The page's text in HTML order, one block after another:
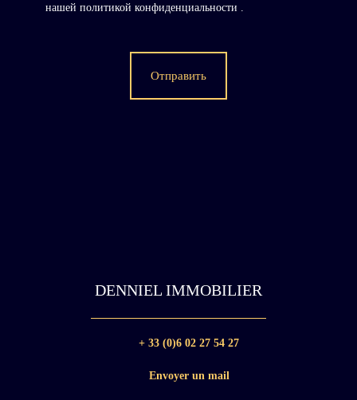
нашей политикой конфиденциальности .
Отправить
DENNIEL IMMOBILIER
+ 33 (0)6 02 27 54 27
Envoyer un mail